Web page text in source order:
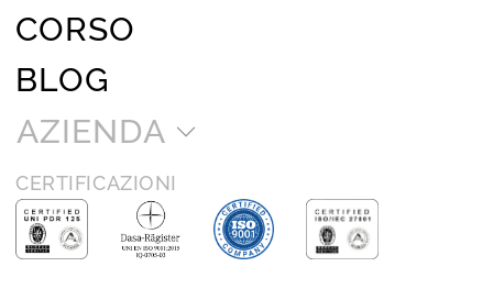
CORSO
BLOG
AZIENDA
CERTIFICAZIONI